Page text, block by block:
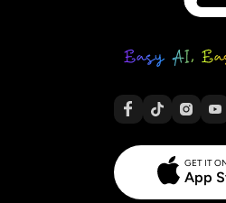
GET IT
App